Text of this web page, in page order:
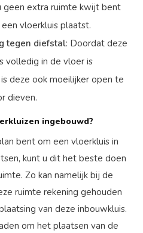
geen extra ruimte kwijt bent
vloerkluis plaatst.
tegen diefstal: Doordat deze
volledig in de vloer is
deze ook moeilijker open te
dieven.
ingebouwd?
bent om een vloerkluis in
kunt u dit het beste doen
Zo kan namelijk bij de
ruimte rekening gehouden
van deze inbouwkluis.
om het plaatsen van de